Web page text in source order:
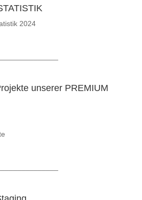
unserer PREMIUM